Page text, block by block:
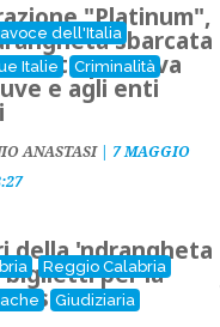
dell'Italia
Italie
Criminalità
"Platinum",
sbarcata
puntava
e agli enti
ANASTASI| 7 MAGGIO
Reggio Calabria
Giudiziaria
della 'ndrangheta
biglietti per la